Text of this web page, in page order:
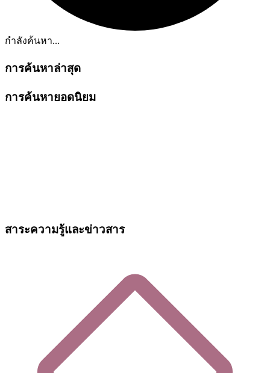
กำลังค้นหา...
การค้นหาล่าสุด
การค้นหายอดนิยม
สาระความรู้และข่าวสาร